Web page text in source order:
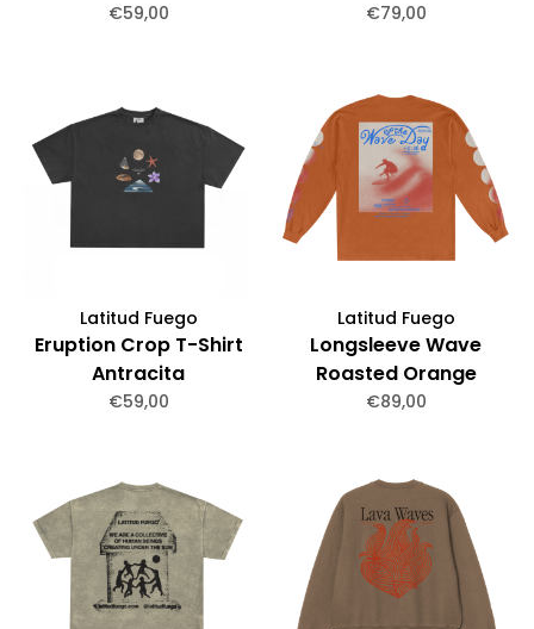
€59,00 €79,00
Latitud Fuego
Eruption Crop T-Shirt
Antracita
€59,00
Latitud Fuego
Longsleeve Wave
Roasted Orange
€89,00